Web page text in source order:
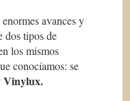
avances y
dos tipos de
los mismos
conocíamos: se
Vinylux.